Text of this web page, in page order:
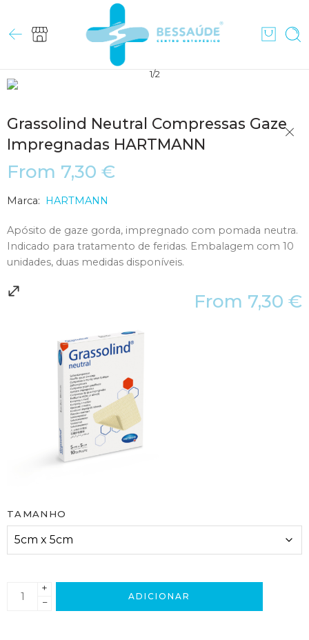
1/2
Grassolind Neutral Compressas Gaze
Impregnadas HARTMANN
From 7,30 €
Marca: HARTMANN
Apósito de gaze gorda, impregnado com pomada neutra.
Indicado para tratamento de feridas. Embalagem com 10
unidades, duas medidas disponíveis.
From 7,30 €
TAMANHO
+
−
ADICIONAR